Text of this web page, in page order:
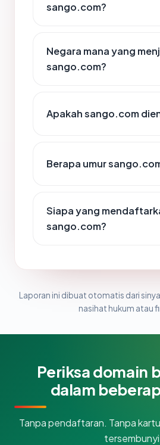
sango.com?
Negara mana yang
sango.com?
Apakah sango.com
Berapa umur
Siapa yang
sango.com?
Laporan ini dibuat otomatis dari
nasihat hukum atau
Periksa domain
dalam
Tanpa pendaftaran. Tanpa